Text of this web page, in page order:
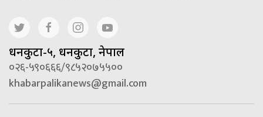
धनकुटा-५, धनकुटा, नेपाल
०२६-५९०६६६/९८५२०७५५००
khabarpalikanews@gmail.com